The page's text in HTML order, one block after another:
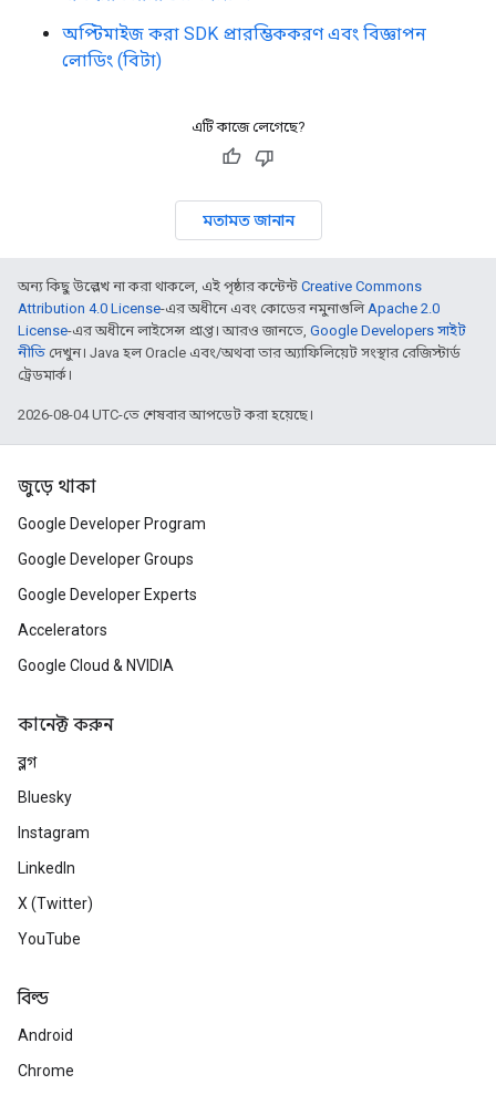
অপ্টিমাইজ করা SDK প্রারম্ভিককরণ এবং বিজ্ঞাপন
লোডিং (বিটা)
এটি কাজে লেগেছে?
মতামত জানান
অন্য কিছু উল্লেখ না করা থাকলে, এই পৃষ্ঠার কন্টেন্ট Creative Commons
Attribution 4.0 License-এর অধীনে এবং কোডের নমুনাগুলিApache 2.0
License-এর অধীনে লাইসেন্স প্রাপ্ত। আরও জানতে, Google Developers সাইট
নীতি দেখুন। Java হল Oracle এবং/অথবা তার অ্যাফিলিয়েট সংস্থার রেজিস্টার্ড
ট্রেডমার্ক।
2026-08-04 UTC-তে শেষবার আপডেট করা হয়েছে।
জুড়ে থাকা
Google Developer Program
Google Developer Groups
Google Developer Experts
Accelerators
Google Cloud & NVIDIA
কানেক্ট করুন
ব্লগ
Bluesky
Instagram
LinkedIn
X (Twitter)
YouTube
বিল্ড
Android
Chrome